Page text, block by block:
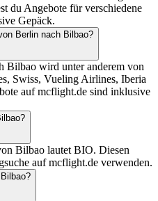
du Angebote für verschiedene
Gepäck.
Berlin nach Bilbao?
Bilbao wird unter anderem von
Swiss, Vueling Airlines, Iberia
auf mcflight.de sind inklusive
Bilbao lautet BIO. Diesen
auf mcflight.de verwenden.